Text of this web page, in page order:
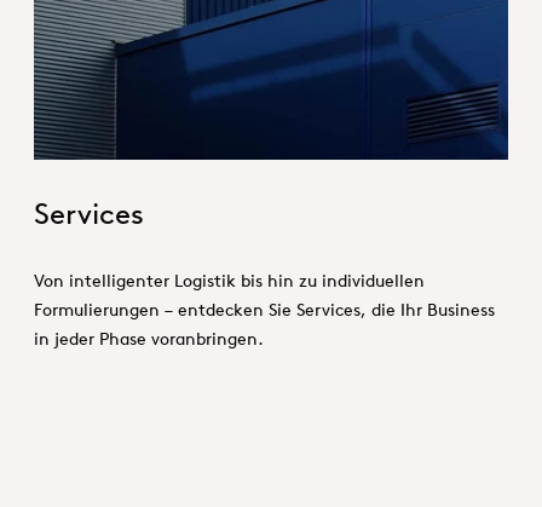
Hero_Services
Services
Von intelligenter Logistik bis hin zu individuellen
Formulierungen – entdecken Sie Services, die Ihr Business
in jeder Phase voranbringen.